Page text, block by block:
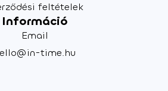
feltételek
Információ
Email
time.hu